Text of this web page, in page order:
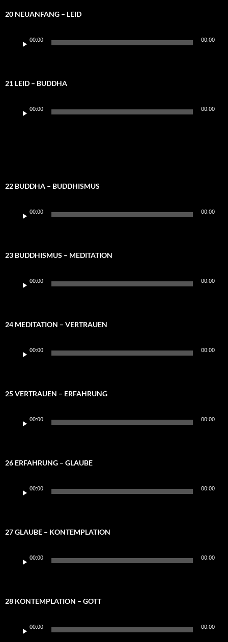
20 NEUANFANG – LEID
Player
00:00 00:00
21 LEID – BUDDHA
Player
00:00 00:00
22 BUDDHA – BUDDHISMUS
Player
00:00 00:00
23 BUDDHISMUS – MEDITATION
Player
00:00 00:00
24 MEDITATION – VERTRAUEN
Player
00:00 00:00
25 VERTRAUEN – ERFAHRUNG
Player
00:00 00:00
26 ERFAHRUNG – GLAUBE
Player
00:00 00:00
27 GLAUBE – KONTEMPLATION
Player
00:00 00:00
28 KONTEMPLATION – GOTT
Player
00:00 00:00